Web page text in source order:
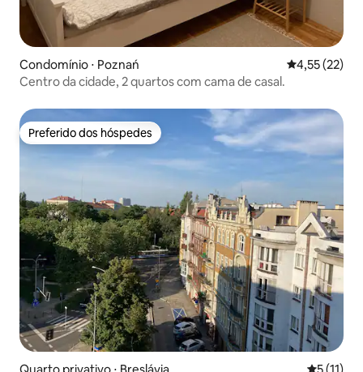
Condomínio ⋅ Poznań 4,55 de uma
4,55 (22)
Centro da cidade, 2 quartos com cama de casal.
Preferido dos hóspedes
Preferido dos hóspedes